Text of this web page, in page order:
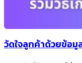
วัดใจลูกค้าด้วยข้อมู